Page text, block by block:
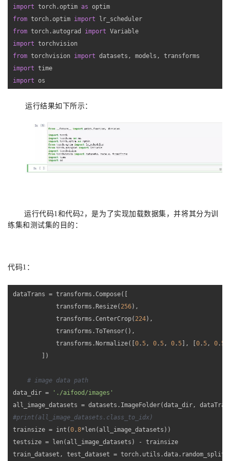
import torch.optim as
from torch.optim import
from torch.autograd import
import
from torchvision import
import
import os
运行结果如 下所示：
运行代码1和代码2，是为了实现加载数据集，并将其分为训
练集和测试集的目的：
代码1：
dataTrans = transforms.Compose([
transforms.Resize( 256),
transforms.CenterCrop( 224),
transforms.ToTensor(),
transforms.Normalize([ 0 .5, 0 .5, 0 .5 ], [ 0 .5, 0 .5
])
# image data path
data_dir =
'./aifood/images'
#print(all_image_datasets.class_to_idx)
trainsize = int(0 .8*len(all_image_datasets))
testsize = len(all_image_datasets) - trainsize
train_dataset, test_dataset =